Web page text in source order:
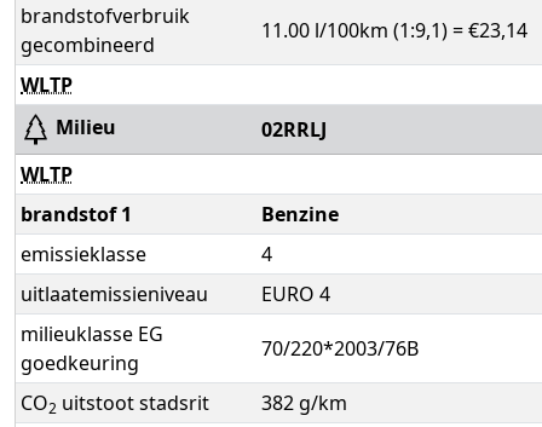
brandstofverbruik
gecombineerd
11.00 l/100km (1:9,1) = €23,14
WLTP
Milieu
02RRLJ
WLTP
brandstof 1
Benzine
emissieklasse
4
uitlaatemissieniveau
EURO 4
milieuklasse EG
goedkeuring
70/220*2003/76B
CO2 uitstoot stadsrit
382 g/km